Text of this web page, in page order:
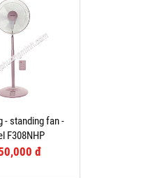
- standing fan -
F308NHP
đ